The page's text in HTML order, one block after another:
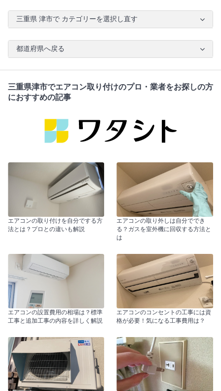
三重県 津市で カテゴリーを選択し直す
都道府県へ戻る
三重県津市でエアコン取り付けのプロ・業者をお探しの方
におすすめの記事
エアコンの取り付けを自分でする方
法とは？プロとの違いも解説
エアコンの取り外しは自分ででき
る？ガスを室外機に回収する方法と
は
エアコンの設置費用の相場は？標準
工事と追加工事の内容を詳しく解説
エアコンのコンセントの工事には資
格が必要！気になる工事費用は？